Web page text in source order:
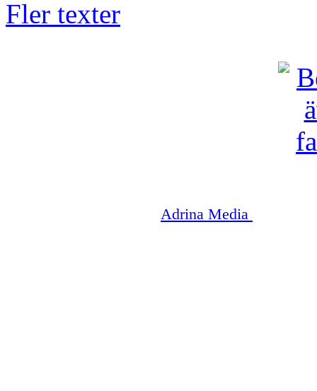
Fler texter
Adrina Media